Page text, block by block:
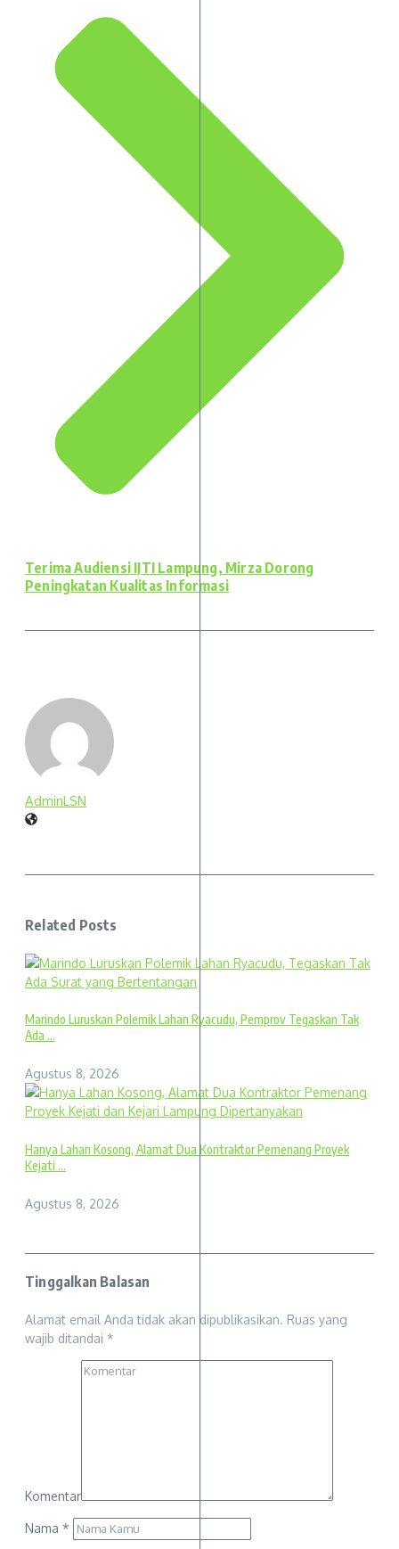
Terima Audiensi IJTI Lampung, Mirza Dorong
Peningkatan Kualitas Informasi
AdminLSN
Related Posts
Marindo Luruskan Polemik Lahan Ryacudu, Pemprov Tegaskan Tak
Ada ...
Agustus 8, 2026
Hanya Lahan Kosong, Alamat Dua Kontraktor Pemenang Proyek
Kejati ...
Agustus 8, 2026
Tinggalkan Balasan
Alamat email Anda tidak akan dipublikasikan. Ruas yang
wajib ditandai *
Komentar
Nama *